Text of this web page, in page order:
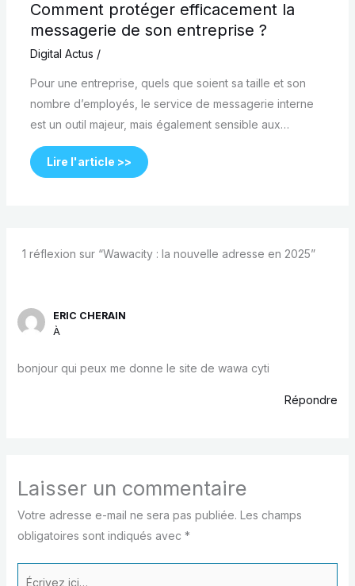
Comment protéger efficacement la
messagerie de son entreprise ?
Digital Actus /
Pour une entreprise, quels que soient sa taille et son
nombre d’employés, le service de messagerie interne
est un outil majeur, mais également sensible aux…
Lire l'article >>
1 réflexion sur “Wawacity : la nouvelle adresse en 2025”
ERIC CHERAIN
À
bonjour qui peux me donne le site de wawa cyti
Répondre
Laisser un commentaire
Votre adresse e-mail ne sera pas publiée. Les champs
obligatoires sont indiqués avec *
Écrivez